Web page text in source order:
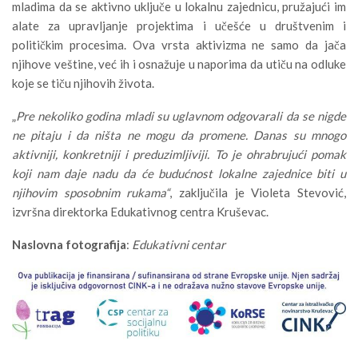
mladima da se aktivno uključe u lokalnu zajednicu, pružajući im
alate za upravljanje projektima i učešće u društvenim i
političkim procesima. Ova vrsta aktivizma ne samo da jača
njihove veštine, već ih i osnažuje u naporima da utiču na odluke
koje se tiču njihovih života.
„Pre nekoliko godina mladi su uglavnom odgovarali da se nigde
ne pitaju i da ništa ne mogu da promene. Danas su mnogo
aktivniji, konkretniji i preduzimljiviji. To je ohrabrujući pomak
koji nam daje nadu da će budućnost lokalne zajednice biti u
njihovim sposobnim rukama“, zaključila je Violeta Stevović,
izvršna direktorka Edukativnog centra Kruševac.
Naslovna fotografija: Edukativni centar